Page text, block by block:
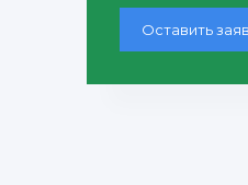
Оставить